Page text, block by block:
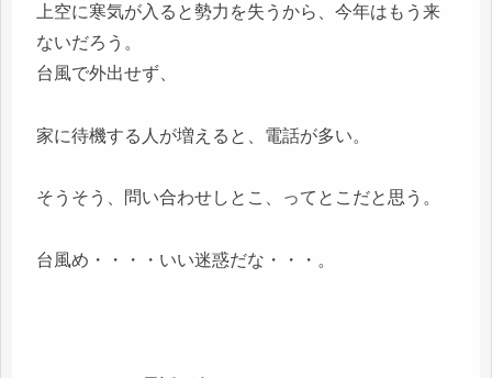
上空に寒気が入ると勢力を失うから、今年はもう来
ないだろう。
台風で外出せず、
家に待機する人が増えると、電話が多い。
そうそう、問い合わせしとこ、ってとこだと思う。
台風め・・・・いい迷惑だな・・・。